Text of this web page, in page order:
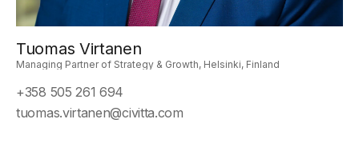
Tuomas Virtanen
Managing Partner of Strategy & Growth, Helsinki, Finland
+358 505 261 694
tuomas.virtanen@civitta.com